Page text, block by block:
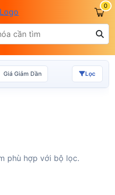
0
Giá Giảm Dần Lọc
phù hợp với bộ lọc.